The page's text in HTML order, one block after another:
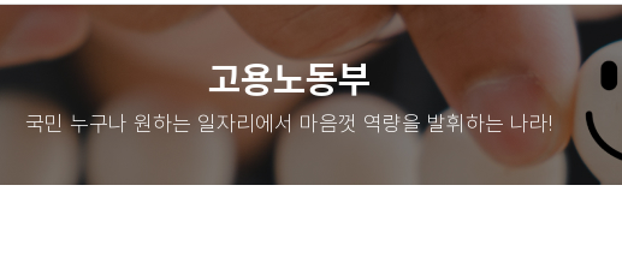
고용노동부
국민 누구나 원하는 일자리에서 마음껏 역량을 발휘하는 나라!